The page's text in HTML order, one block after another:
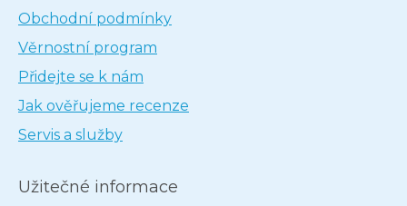
Obchodní podmínky
Věrnostní program
Přidejte se k nám
Jak ověřujeme recenze
Servis a služby
Užitečné informace